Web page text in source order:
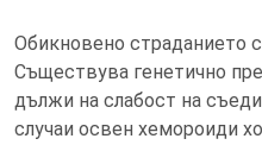
Обикновено страданието
Съществува генетично
дължи на слабост на
случаи освен хемороиди